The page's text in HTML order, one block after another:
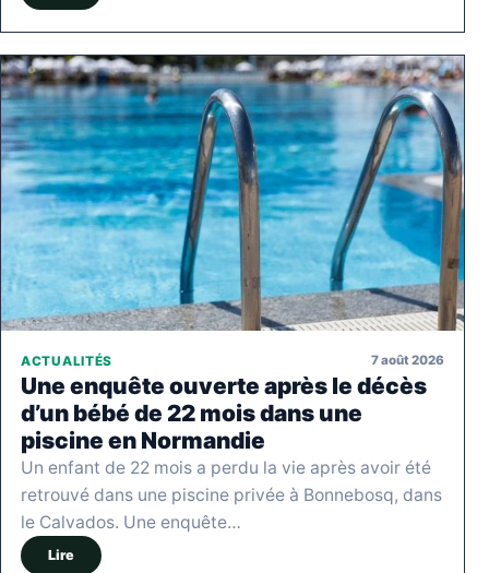
ACTUALITÉS 7 août 2026
Une enquête ouverte après le décès
d’un bébé de 22 mois dans une
piscine en Normandie
Un enfant de 22 mois a perdu la vie après avoir été
retrouvé dans une piscine privée à Bonnebosq, dans
le Calvados. Une enquête…
Lire